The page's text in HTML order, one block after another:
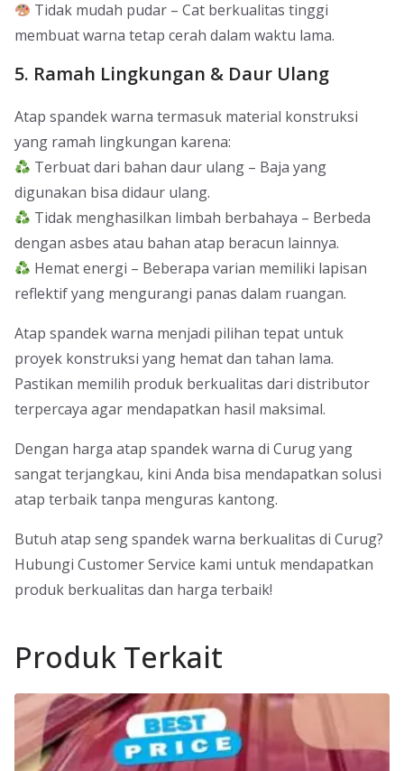
Tidak mudah pudar – Cat berkualitas tinggi
membuat warna tetap cerah dalam waktu lama.
5. Ramah Lingkungan & Daur Ulang
Atap spandek warna termasuk material konstruksi
yang ramah lingkungan karena:
Terbuat dari bahan daur ulang – Baja yang
digunakan bisa didaur ulang.
Tidak menghasilkan limbah berbahaya – Berbeda
dengan asbes atau bahan atap beracun lainnya.
Hemat energi – Beberapa varian memiliki lapisan
reflektif yang mengurangi panas dalam ruangan.
Atap spandek warna menjadi pilihan tepat untuk
proyek konstruksi yang hemat dan tahan lama.
Pastikan memilih produk berkualitas dari distributor
terpercaya agar mendapatkan hasil maksimal.
Dengan harga atap spandek warna di Curug yang
sangat terjangkau, kini Anda bisa mendapatkan solusi
atap terbaik tanpa menguras kantong.
Butuh atap seng spandek warna berkualitas di Curug?
Hubungi Customer Service kami untuk mendapatkan
produk berkualitas dan harga terbaik!
Produk Terkait